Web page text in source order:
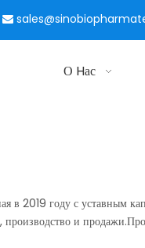

О Hас
в 2019 году с уставным
производство и